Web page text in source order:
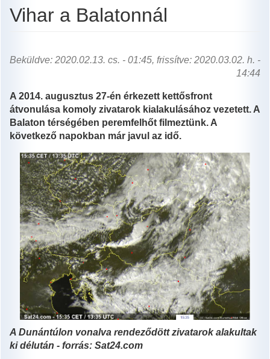
Vihar a Balatonnál
Beküldve: 2020.02.13. cs. - 01:45, frissítve: 2020.03.02. h. -
14:44
A 2014. augusztus 27-én érkezett kettősfront
átvonulása komoly zivatarok kialakulásához vezetett. A
Balaton térségében peremfelhőt filmeztünk. A
következő napokban már javul az idő.
A Dunántúlon vonalva rendeződött zivatarok alakultak
ki délután - forrás: Sat24.com